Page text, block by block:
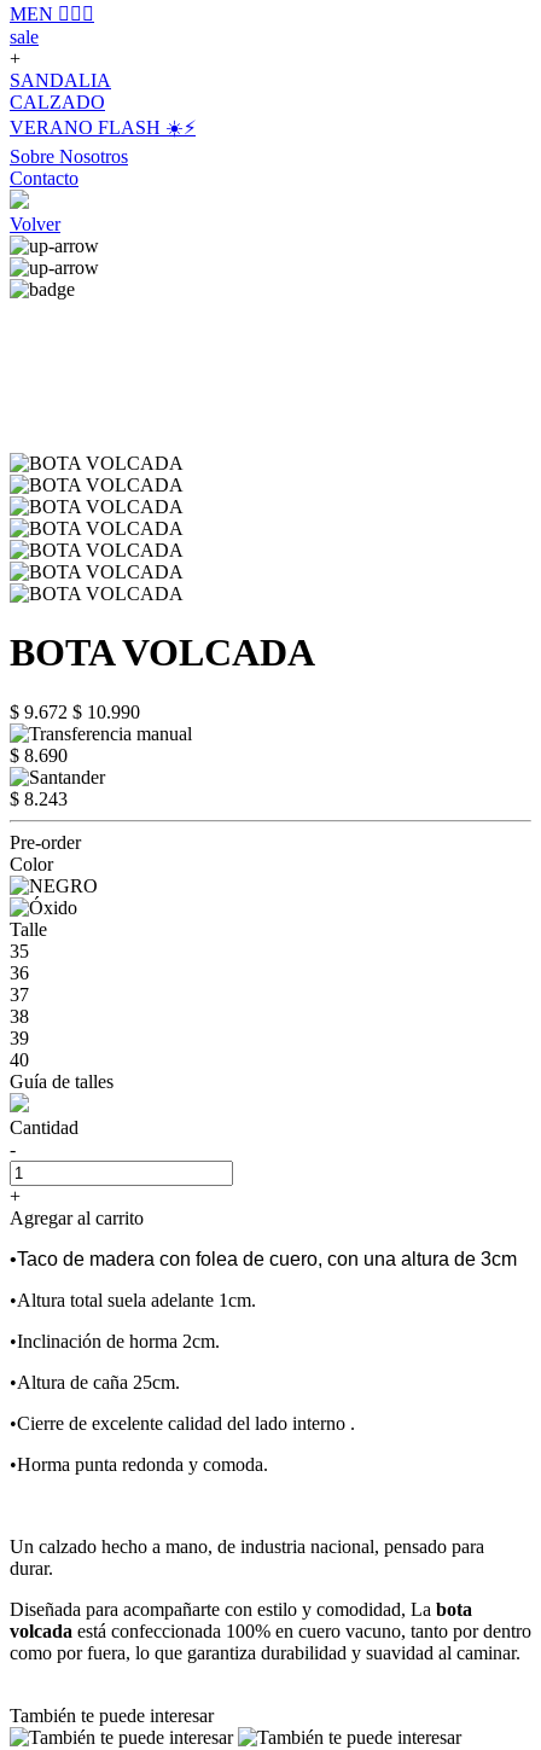
MEN 🙋🏽‍♂️
sale
+
SANDALIA
CALZADO
VERANO FLASH ☀️⚡️
Sobre Nosotros
Contacto
Volver
BOTA VOLCADA
$ 9.672 $ 10.990
$ 8.690
$ 8.243
Pre-order
Color
Talle
35
36
37
38
39
40
Guía de talles
Cantidad
-
+
Agregar al carrito
•Taco de madera con folea de cuero, con una altura de 3cm
•Altura total suela adelante 1cm.
•Inclinación de horma 2cm.
•Altura de caña 25cm.
•Cierre de excelente calidad del lado interno .
•Horma punta redonda y comoda.
Un calzado hecho a mano, de industria nacional, pensado para
durar.
Diseñada para acompañarte con estilo y comodidad, La bota
volcada está confeccionada 100% en cuero vacuno, tanto por dentro
como por fuera, lo que garantiza durabilidad y suavidad al caminar.
También te puede interesar